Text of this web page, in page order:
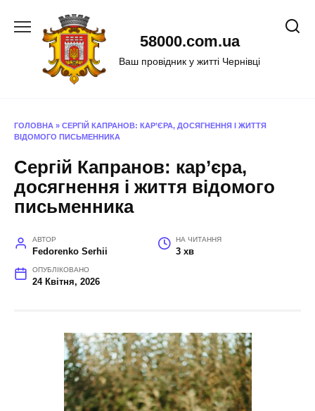
58000.com.ua
Ваш провідник у житті Чернівці
ГОЛОВНА » СЕРГІЙ КАПРАНОВ: КАР’ЄРА, ДОСЯГНЕННЯ І ЖИТТЯ
ВІДОМОГО ПИСЬМЕННИКА
Сергій Капранов: кар’єра,
досягнення і життя відомого
письменника
АВТОР
Fedorenko Serhii
НА ЧИТАННЯ
3 хв
ОПУБЛІКОВАНО
24 Квітня, 2026